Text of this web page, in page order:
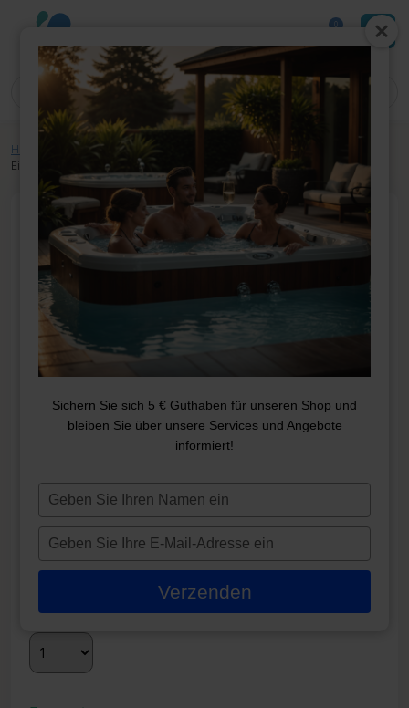
0
Home Whirlpool-Teile Pumpen »LX LP150 Pumpe,
Einzelgeschwindigkeit, 1,5 HP
LX LP150 PUMPE,
HP
ZR-21235
215,00€
Sichern Sie sich 5 € Guthaben für unseren Shop und
bleiben Sie über unsere Services und Angebote
informiert!
Typ
naam
Typ
e-
in
Verzenden